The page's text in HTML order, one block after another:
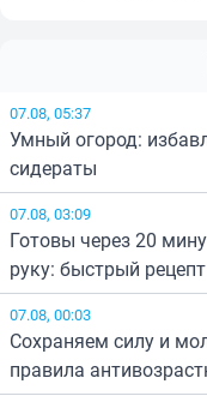
07.08, 05:37
Умный огород:
сидераты
07.08, 03:09
Готовы через 20
руку: быстрый
07.08, 00:03
Сохраняем силу и
правила